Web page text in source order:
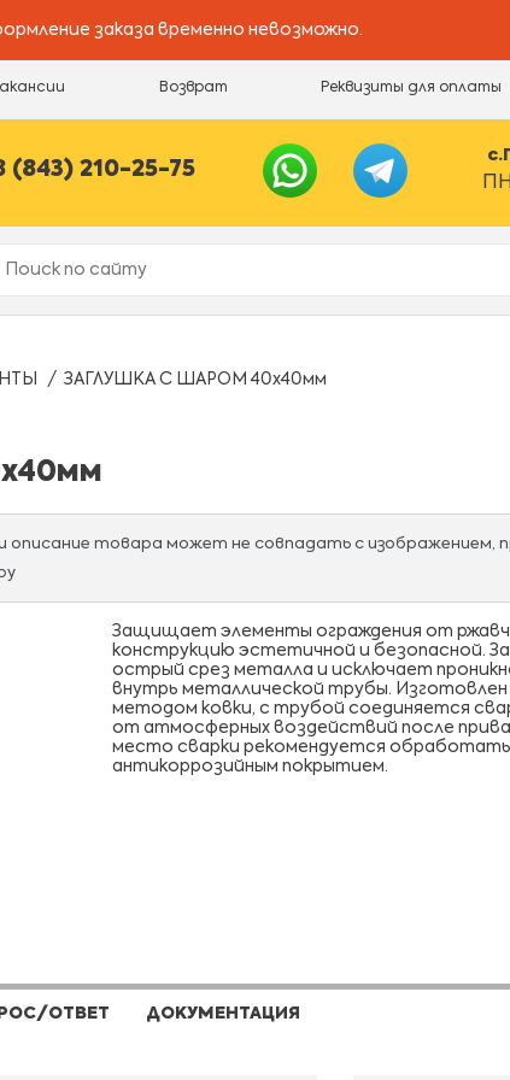
заказа временно невозможно.
Возврат Реквизиты для оплаты
(843) 210-25-75
ЗАГЛУШКА С ШАРОМ 40х40мм
описание товара может не совпадать с изображением,
Защищает элементы ограждения от
конструкцию эстетичной и безопасной.
острый срез металла и исключает
внутрь металлической трубы. Изготовлен
методом ковки, с трубой соединяется
от атмосферных воздействий после
место сварки рекомендуется обработать
антикоррозийным покрытием.
ОТВЕТ ДОКУМЕНТАЦИЯ